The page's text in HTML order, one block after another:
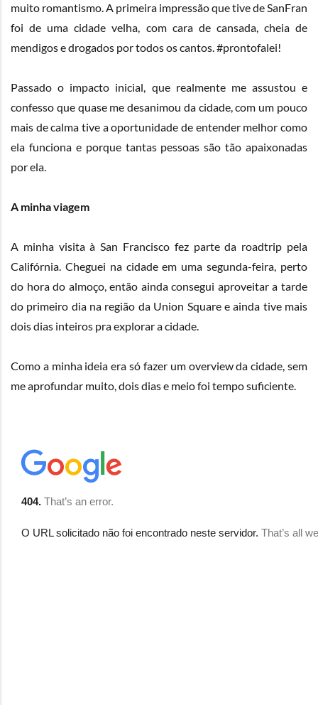
muito romantismo. A primeira impressão que tive de SanFran
foi de uma cidade velha, com cara de cansada, cheia de
mendigos e drogados por todos os cantos. #prontofalei!
Passado o impacto inicial, que realmente me assustou e
confesso que quase me desanimou da cidade, com um pouco
mais de calma tive a oportunidade de entender melhor como
ela funciona e porque tantas pessoas são tão apaixonadas
por ela.
A minha viagem
A minha visita à San Francisco fez parte da roadtrip pela
Califórnia. Cheguei na cidade em uma segunda-feira, perto
do hora do almoço, então ainda consegui aproveitar a tarde
do primeiro dia na região da Union Square e ainda tive mais
dois dias inteiros pra explorar a cidade.
Como a minha ideia era só fazer um overview da cidade, sem
me aprofundar muito, dois dias e meio foi tempo suficiente.